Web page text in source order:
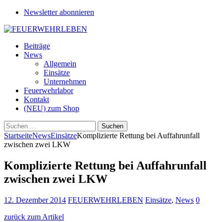
Newsletter abonnieren
Beiträge
News
Allgemein
Einsätze
Unternehmen
Feuerwehrlabor
Kontakt
(NEU) zum Shop
Suchen
nach:
StartseiteNewsEinsätzeKomplizierte Rettung bei Auffahrunfall
zwischen zwei LKW
Komplizierte Rettung bei Auffahrunfall
zwischen zwei LKW
12. Dezember 2014 FEUERWEHRLEBEN Einsätze, News 0
zurück zum Artikel